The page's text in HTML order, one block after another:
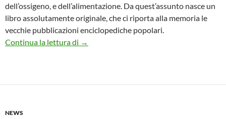
dell’ossigeno, e dell’alimentazione. Da quest’assunto nasce un
libro assolutamente originale, che ci riporta alla memoria le
vecchie pubblicazioni enciclopediche popolari.
Continua la lettura di EDITORIA – IN LIBRERIA IL
→
NEWS